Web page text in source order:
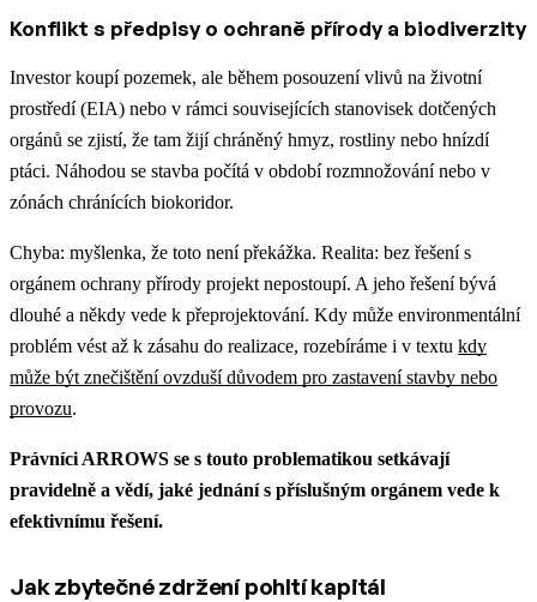
Konflikt s předpisy o ochraně přírody a biodiverzity
Investor koupí pozemek, ale během posouzení vlivů na životní
prostředí (EIA) nebo v rámci souvisejících stanovisek dotčených
orgánů se zjistí, že tam žijí chráněný hmyz, rostliny nebo hnízdí
ptáci. Náhodou se stavba počítá v období rozmnožování nebo v
zónách chránících biokoridor.
Chyba: myšlenka, že toto není překážka. Realita: bez řešení s
orgánem ochrany přírody projekt nepostoupí. A jeho řešení bývá
dlouhé a někdy vede k přeprojektování. Kdy může environmentální
problém vést až k zásahu do realizace, rozebíráme i v textu kdy
může být znečištění ovzduší důvodem pro zastavení stavby nebo
provozu.
Právníci ARROWS se s touto problematikou setkávají
pravidelně a vědí, jaké jednání s příslušným orgánem vede k
efektivnímu řešení.
Jak zbytečné zdržení pohltí kapitál